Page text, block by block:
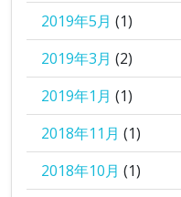
2019年5月 (1)
2019年3月 (2)
2019年1月 (1)
2018年11月 (1)
2018年10月 (1)